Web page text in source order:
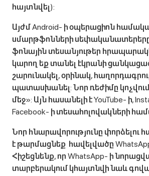
հայտնվել):
Այժմ Android- ի օպերացիոն
սմարթֆոնների
ֆոնային տեսանյութեր
կարող եք տանել էկրանի
շարունակել, օրինակ,
պատասխանել: Նոր ռեժիմը
մեջ»: Այն հասանելի է YouTube- ի,
Facebook- ի տեսահոլովակների
Նոր հնարավորությունը փորձելու
է թարմացնեք հավելվածը WhatsApp
Հիշեցնենք, որ WhatsApp- ի
տարբերակում կհայտնվի նաև